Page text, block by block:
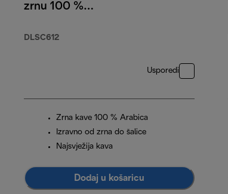
zrnu 100 %
DLSC612
Usporedi
Zrna kave 100 % Arabica
Izravno od zrna do šalice
Najsvježija kava
Dodaj u košaricu